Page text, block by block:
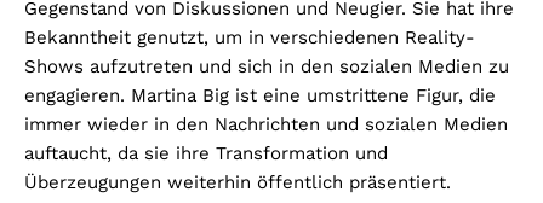
Gegenstand von Diskussionen und Neugier. Sie hat ihre
Bekanntheit genutzt, um in verschiedenen Reality-
Shows aufzutreten und sich in den sozialen Medien zu
engagieren. Martina Big ist eine umstrittene Figur, die
immer wieder in den Nachrichten und sozialen Medien
auftaucht, da sie ihre Transformation und
Überzeugungen weiterhin öffentlich präsentiert.